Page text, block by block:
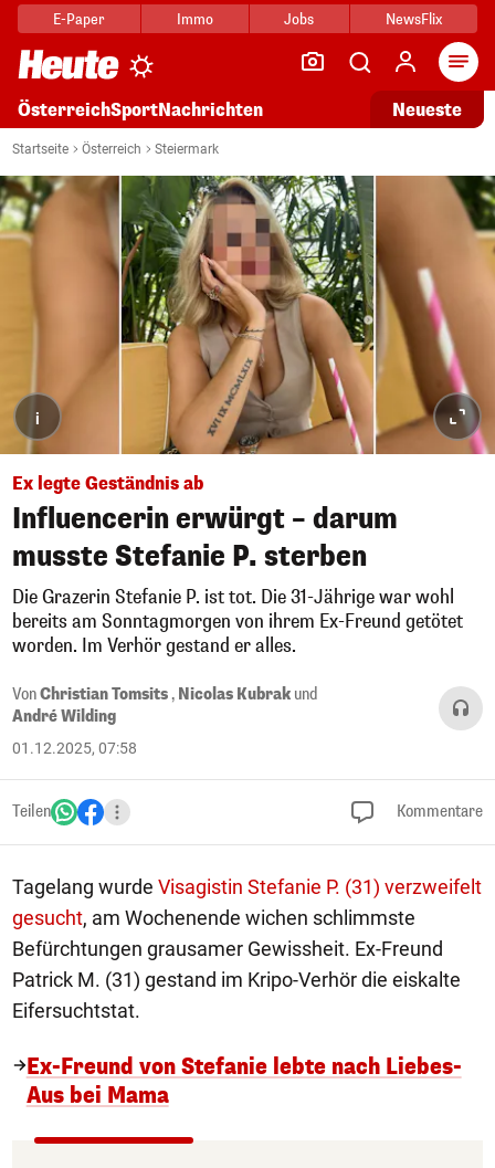
E-Paper Immo Jobs NewsFlix
ÖsterreichSportNachrichten Neueste
Startseite Österreich Steiermark
i
Ex legte Geständnis ab
Influencerin erwürgt – darum
musste Stefanie P. sterben
Die Grazerin Stefanie P. ist tot. Die 31-Jährige war wohl
bereits am Sonntagmorgen von ihrem Ex-Freund getötet
worden. Im Verhör gestand er alles.
VonChristian Tomsits, Nicolas Kubrak und
André Wilding
01.12.2025, 07:58
Teilen Kommentare
Tagelang wurde Visagistin Stefanie P. (31) verzweifelt
gesucht, am Wochenende wichen schlimmste
Befürchtungen grausamer Gewissheit. Ex-Freund
Patrick M. (31) gestand im Kripo-Verhör die eiskalte
Eifersuchtstat.
Ex-Freund von Stefanie lebte nach Liebes-
Aus bei Mama